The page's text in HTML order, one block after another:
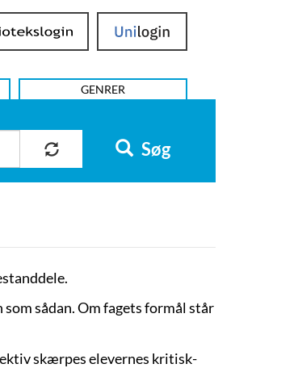
UniLogin
GENRER
Søg
sådan. Om fagets formål står
skærpes elevernes kritisk-